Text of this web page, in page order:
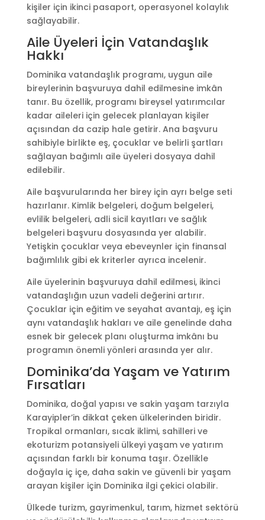
kişiler için ikinci pasaport, operasyonel kolaylık
sağlayabilir.
Aile Üyeleri İçin Vatandaşlık
Hakkı
Dominika vatandaşlık programı, uygun aile
bireylerinin başvuruya dahil edilmesine imkân
tanır. Bu özellik, programı bireysel yatırımcılar
kadar aileleri için gelecek planlayan kişiler
açısından da cazip hale getirir. Ana başvuru
sahibiyle birlikte eş, çocuklar ve belirli şartları
sağlayan bağımlı aile üyeleri dosyaya dahil
edilebilir.
Aile başvurularında her birey için ayrı belge seti
hazırlanır. Kimlik belgeleri, doğum belgeleri,
evlilik belgeleri, adli sicil kayıtları ve sağlık
belgeleri başvuru dosyasında yer alabilir.
Yetişkin çocuklar veya ebeveynler için finansal
bağımlılık gibi ek kriterler ayrıca incelenir.
Aile üyelerinin başvuruya dahil edilmesi, ikinci
vatandaşlığın uzun vadeli değerini artırır.
Çocuklar için eğitim ve seyahat avantajı, eş için
aynı vatandaşlık hakları ve aile genelinde daha
esnek bir gelecek planı oluşturma imkânı bu
programın önemli yönleri arasında yer alır.
Dominika’da Yaşam ve Yatırım
Fırsatları
Dominika, doğal yapısı ve sakin yaşam tarzıyla
Karayipler’in dikkat çeken ülkelerinden biridir.
Tropikal ormanları, sıcak iklimi, sahilleri ve
ekoturizm potansiyeli ülkeyi yaşam ve yatırım
açısından farklı bir konuma taşır. Özellikle
doğayla iç içe, daha sakin ve güvenli bir yaşam
arayan kişiler için Dominika ilgi çekici olabilir.
Ülkede turizm, gayrimenkul, tarım, hizmet sektörü